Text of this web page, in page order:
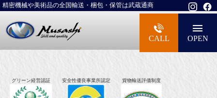
精密機械や美術品の全国輸送・梱包・保管は武蔵通商
大型精密機械・美術品・高級楽器の梱包・
CALL OPEN
グリーン経営認証 安全性優良事業所認定 貨物輸送評価制度